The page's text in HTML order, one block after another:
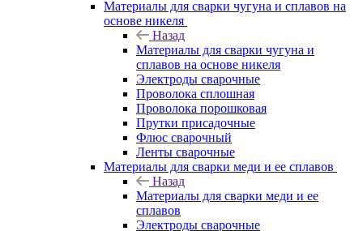
Материалы для сварки чугуна и сплавов на
основе никеля
Назад
Материалы для сварки чугуна и
сплавов на основе никеля
Электроды сварочные
Проволока сплошная
Проволока порошковая
Прутки присадочные
Флюс сварочный
Ленты сварочные
Материалы для сварки меди и ее сплавов
Назад
Материалы для сварки меди и ее
сплавов
Электроды сварочные